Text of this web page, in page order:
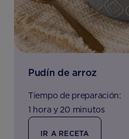
Pudín de arroz
Tiempo de preparación:
1 hora y 20 minutos
IR A RECETA